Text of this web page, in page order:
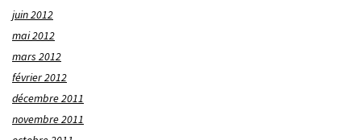
juin 2012
mai 2012
mars 2012
février 2012
décembre 2011
novembre 2011